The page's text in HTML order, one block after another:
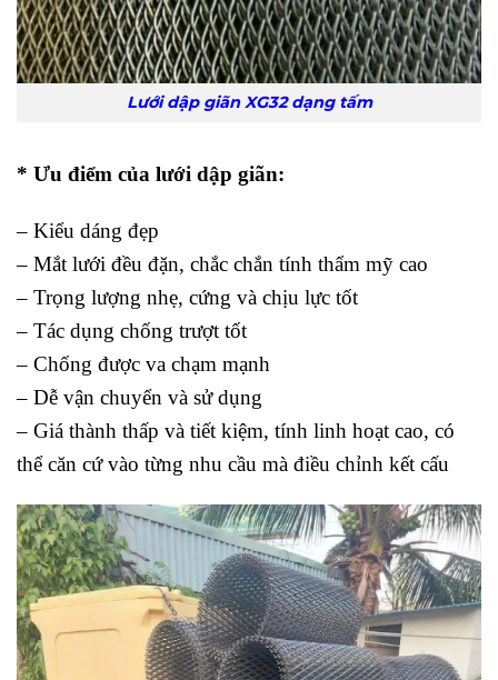
Lưới dập giãn XG32 dạng tấm
* Ưu điểm của lưới dập giãn:
– Kiểu dáng đẹp
– Mắt lưới đều đặn, chắc chắn tính thẩm mỹ cao
– Trọng lượng nhẹ, cứng và chịu lực tốt
– Tác dụng chống trượt tốt
– Chống được va chạm mạnh
– Dễ vận chuyển và sử dụng
– Giá thành thấp và tiết kiệm, tính linh hoạt cao, có
thể căn cứ vào từng nhu cầu mà điều chỉnh kết cấu